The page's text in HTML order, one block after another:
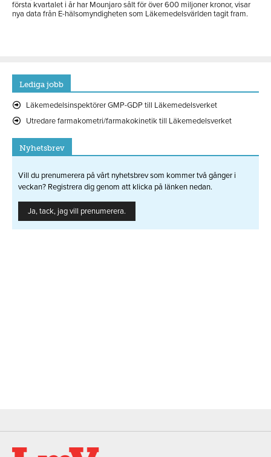
första kvartalet i år har Mounjaro sålt för över 600 miljoner kronor, visar
nya data från E-hälsomyndigheten som Läkemedelsvärlden tagit fram.
Lediga jobb
Läkemedelsinspektörer GMP-GDP till Läkemedelsverket
Utredare farmakometri/farmakokinetik till Läkemedelsverket
Nyhetsbrev
Vill du prenumerera på vårt nyhetsbrev som kommer två gånger i
veckan? Registrera dig genom att klicka på länken nedan.
Ja, tack, jag vill prenumerera.